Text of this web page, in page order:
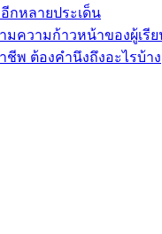
กหลายประเด็น
ามความก้าวหน้าของผู้เรี
ชีพ ต้องคำนึงถึงอะไรบ้าง